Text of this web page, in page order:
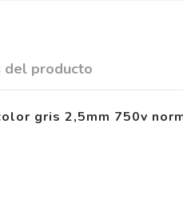
producto
gris 2,5mm 750v